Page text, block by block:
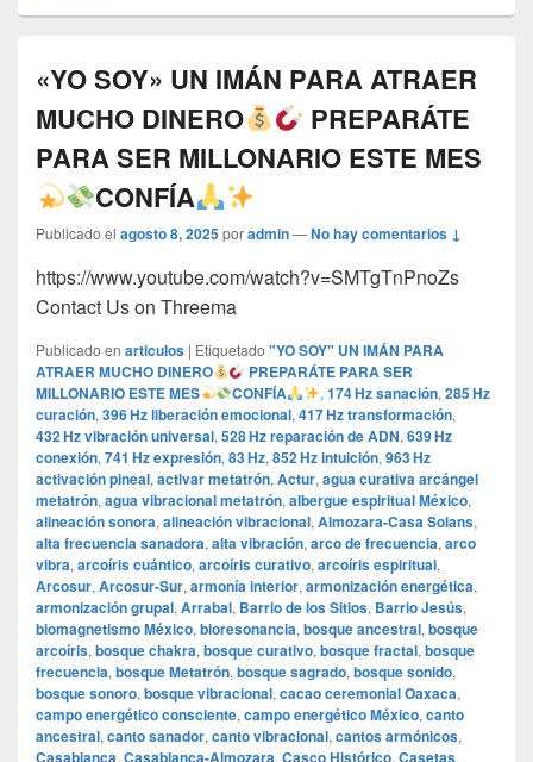
«YO SOY» UN IMÁN PARA ATRAER
MUCHO DINERO
PREPARÁTE
PARA SER MILLONARIO ESTE MES
CONFÍA
Publicado el agosto 8, 2025poradmin—No hay comentarios ↓
https://www.youtube.com/watch?v=SMTgTnPnoZs
Contact Us on Threema
Publicado en articulos | Etiquetado "YO SOY" UN IMÁN PARA
ATRAER MUCHO DINERO
PREPARÁTE PARA SER
MILLONARIO ESTE MES
CONFÍA , 174 Hz sanación, 285 Hz
curación, 396 Hz liberación emocional, 417 Hz transformación,
432 Hz vibración universal, 528 Hz reparación de ADN, 639 Hz
conexión, 741 Hz expresión, 83 Hz, 852 Hz intuición, 963 Hz
activación pineal, activar metatrón, Actur, agua curativa arcángel
metatrón, agua vibracional metatrón, albergue espiritual México,
alineación sonora, alineación vibracional, Almozara-Casa Solans,
alta frecuencia sanadora, alta vibración, arco de frecuencia, arco
vibra, arcoíris cuántico, arcoíris curativo, arcoíris espiritual,
Arcosur, Arcosur-Sur, armonía interior, armonización energética,
armonización grupal, Arrabal, Barrio de los Sitios, Barrio Jesús,
biomagnetismo México, bioresonancia, bosque ancestral, bosque
arcoíris, bosque chakra, bosque curativo, bosque fractal, bosque
frecuencia, bosque Metatrón, bosque sagrado, bosque sonido,
bosque sonoro, bosque vibracional, cacao ceremonial Oaxaca,
campo energético consciente, campo energético México, canto
ancestral, canto sanador, canto vibracional, cantos armónicos,
Casablanca, Casablanca-Almozara, Casco Histórico, Casetas,